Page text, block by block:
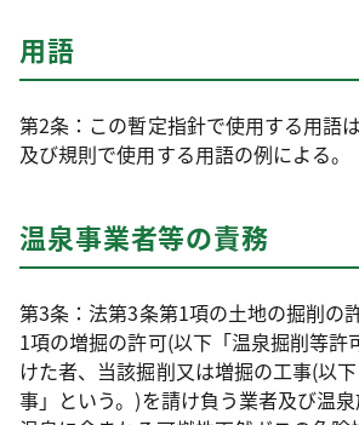
用語
第2条：この暫定指針で使用する用語
及び規則で使用する用語の例による。
温泉事業者等の責務
第3条：法第3条第1項の土地の掘削の
1項の増掘の許可(以下「温泉掘削等許
けた者、当該掘削又は増掘の工事(以
事」という。)を請け負う業者及び温泉